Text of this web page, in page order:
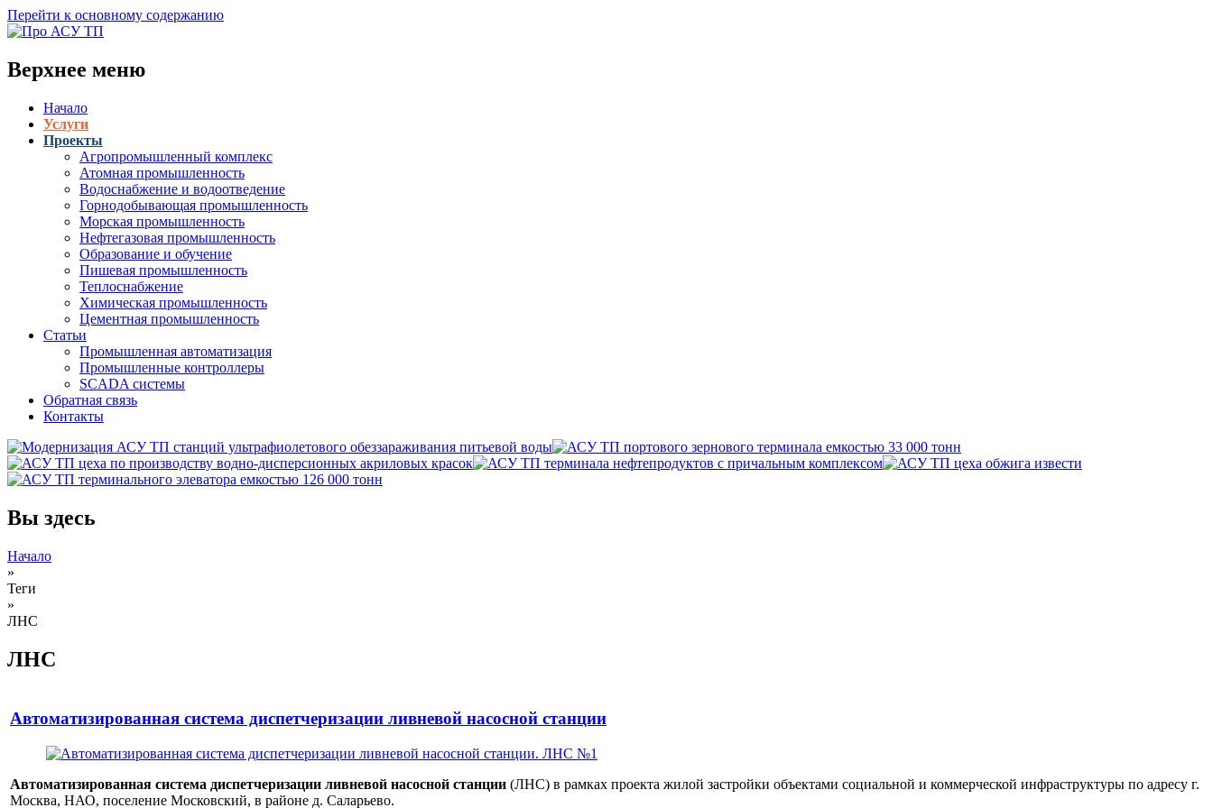
Перейти к основному содержанию
Верхнее меню
Начало
Услуги
Проекты
Агропромышленный комплекс
Атомная промышленность
Водоснабжение и водоотведение
Горнодобывающая промышленность
Морская промышленность
Нефтегазовая промышленность
Образование и обучение
Пишевая промышленность
Теплоснабжение
Химическая промышленность
Цементная промышленность
Статьи
Промышленная автоматизация
Промышленные контроллеры
SCADA системы
Обратная связь
Контакты
Вы здесь
Начало
»
Теги
»
ЛНС
ЛНС
Автоматизированная система диспетчеризации ливневой насосной станции
Автоматизированная система диспетчеризации ливневой насосной станции (ЛНС) в рамках проекта жилой застройки объектами социальной и коммерческой инфраструктуры по адресу г.
Москва, НАО, поселение Московский, в районе д. Саларьево.